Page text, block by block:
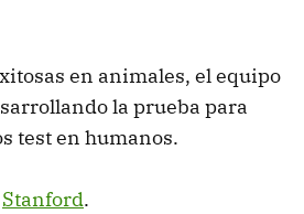
en animales, el equipo
la prueba para
test en humanos.
Stanford.